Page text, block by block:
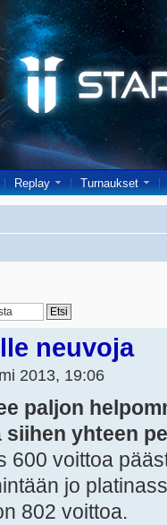
Replay Turnaukset
neuvoja
2013, 19:06
paljon
yhteen
600 voittoa
jo
802 voittoa.